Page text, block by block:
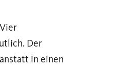
Der
in einen